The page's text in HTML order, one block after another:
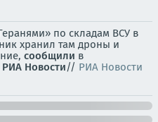
по складам ВСУ в
хранил там дроны и
сообщили в
РИА Новости// РИА Новости